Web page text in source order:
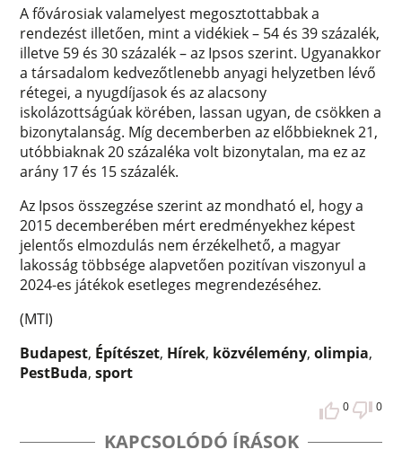
A fővárosiak valamelyest megosztottabbak a
rendezést illetően, mint a vidékiek – 54 és 39 százalék,
illetve 59 és 30 százalék – az Ipsos szerint. Ugyanakkor
a társadalom kedvezőtlenebb anyagi helyzetben lévő
rétegei, a nyugdíjasok és az alacsony
iskolázottságúak körében, lassan ugyan, de csökken a
bizonytalanság. Míg decemberben az előbbieknek 21,
utóbbiaknak 20 százaléka volt bizonytalan, ma ez az
arány 17 és 15 százalék.
Az Ipsos összegzése szerint az mondható el, hogy a
2015 decemberében mért eredményekhez képest
jelentős elmozdulás nem érzékelhető, a magyar
lakosság többsége alapvetően pozitívan viszonyul a
2024-es játékok esetleges megrendezéséhez.
(MTI)
Budapest, Építészet, Hírek, közvélemény,olimpia,
PestBuda,sport
0 0
KAPCSOLÓDÓ ÍRÁSOK